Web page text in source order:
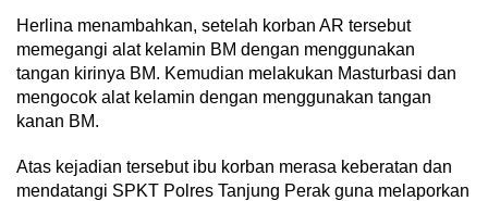
Herlina menambahkan, setelah korban AR tersebut
memegangi alat kelamin BM dengan menggunakan
tangan kirinya BM. Kemudian melakukan Masturbasi dan
mengocok alat kelamin dengan menggunakan tangan
kanan BM.
Atas kejadian tersebut ibu korban merasa keberatan dan
mendatangi SPKT Polres Tanjung Perak guna melaporkan